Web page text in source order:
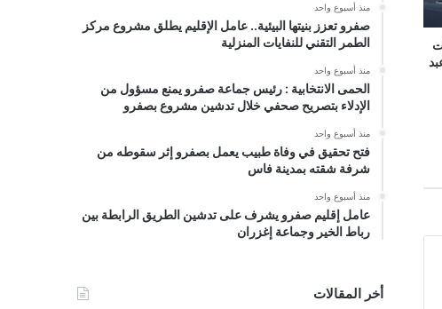
منذ أسبوع واحد
صفرو تعزز بنيتها البيئية.. عامل الإقليم يطلق مشروع مركز
الطمر التقني للنفايات المنزلية
منذ أسبوع واحد
الحمى الانتخابية : رئيس جماعة صفرو يمنع مسؤول من
الإدلاء بتصريح صحفي خلال تدشين مشروع بصفرو
منذ أسبوع واحد
فتح تحقيق في وفاة طبيب يعمل بصفرو إثر سقوطه من
شرفة شقته بمدينة فاس
منذ أسبوع واحد
عامل إقليم صفرو يشرف على تدشين الطريق الرابطة بين
رباط الخير وجماعة إغزران
أخر المقالات